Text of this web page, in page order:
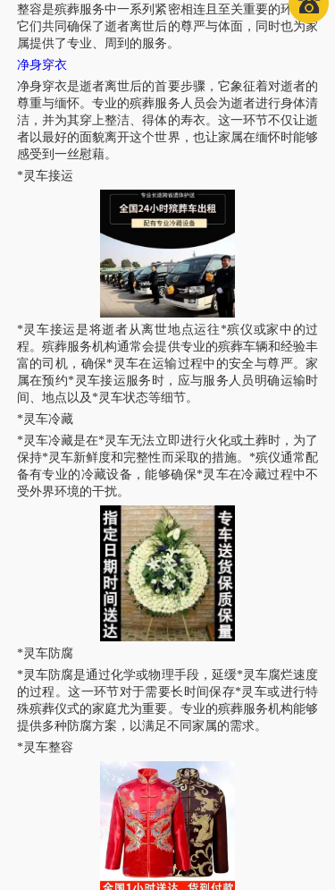
整容是殡葬服务中一系列紧密相连且至关重要的环节，
它们共同确保了逝者离世后的尊严与体面，同时也为家
属提供了专业、周到的服务。
净身穿衣
净身穿衣是逝者离世后的首要步骤，它象征着对逝者的
尊重与缅怀。专业的殡葬服务人员会为逝者进行身体清
洁，并为其穿上整洁、得体的寿衣。这一环节不仅让逝
者以最好的面貌离开这个世界，也让家属在缅怀时能够
感受到一丝慰藉。
*灵车接运
*灵车接运是将逝者从离世地点运往*殡仪或家中的过
程。殡葬服务机构通常会提供专业的殡葬车辆和经验丰
富的司机，确保*灵车在运输过程中的安全与尊严。家
属在预约*灵车接运服务时，应与服务人员明确运输时
间、地点以及*灵车状态等细节。
*灵车冷藏
*灵车冷藏是在*灵车无法立即进行火化或土葬时，为了
保持*灵车新鲜度和完整性而采取的措施。*殡仪通常配
备有专业的冷藏设备，能够确保*灵车在冷藏过程中不
受外界环境的干扰。
*灵车防腐
*灵车防腐是通过化学或物理手段，延缓*灵车腐烂速度
的过程。这一环节对于需要长时间保存*灵车或进行特
殊殡葬仪式的家庭尤为重要。专业的殡葬服务机构能够
提供多种防腐方案，以满足不同家属的需求。
*灵车整容